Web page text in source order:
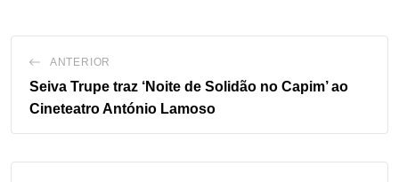
ANTERIOR
Seiva Trupe traz ‘Noite de Solidão no Capim’ ao
Cineteatro António Lamoso